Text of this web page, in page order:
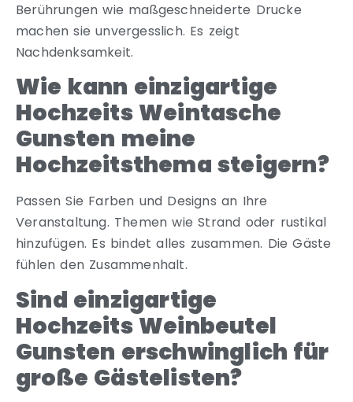
Berührungen wie maßgeschneiderte Drucke
machen sie unvergesslich. Es zeigt
Nachdenksamkeit.
Wie kann einzigartige
Hochzeits Weintasche
Gunsten meine
Hochzeitsthema steigern?
Passen Sie Farben und Designs an Ihre
Veranstaltung. Themen wie Strand oder rustikal
hinzufügen. Es bindet alles zusammen. Die Gäste
fühlen den Zusammenhalt.
Sind einzigartige
Hochzeits Weinbeutel
Gunsten erschwinglich für
große Gästelisten?